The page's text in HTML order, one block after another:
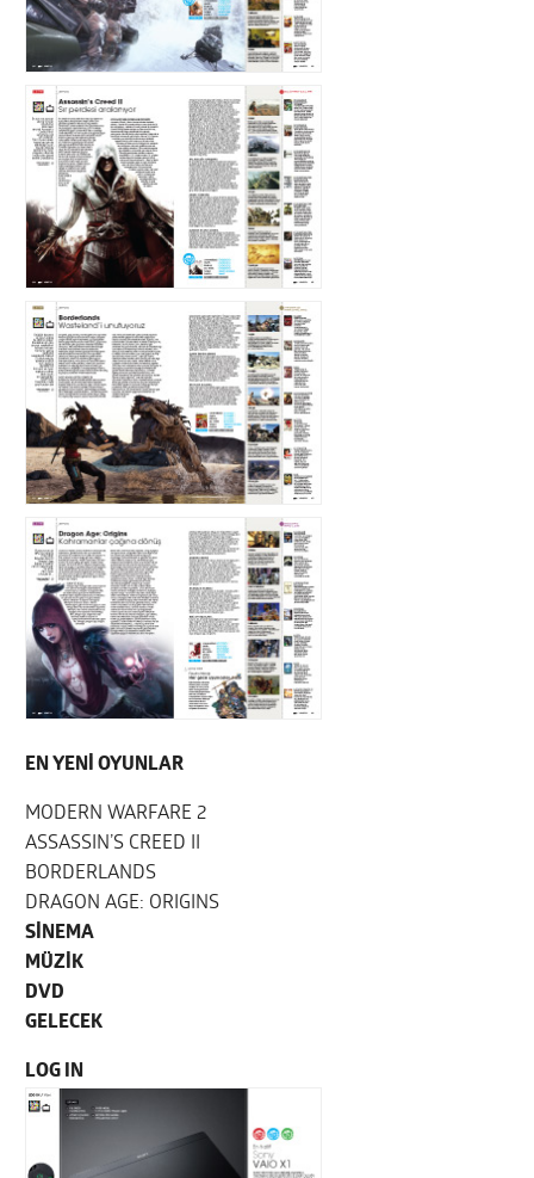
EN YENİ OYUNLAR
MODERN WARFARE 2
ASSASSIN’S CREED II
BORDERLANDS
DRAGON AGE: ORIGINS
SİNEMA
MÜZİK
DVD
GELECEK
LOG IN